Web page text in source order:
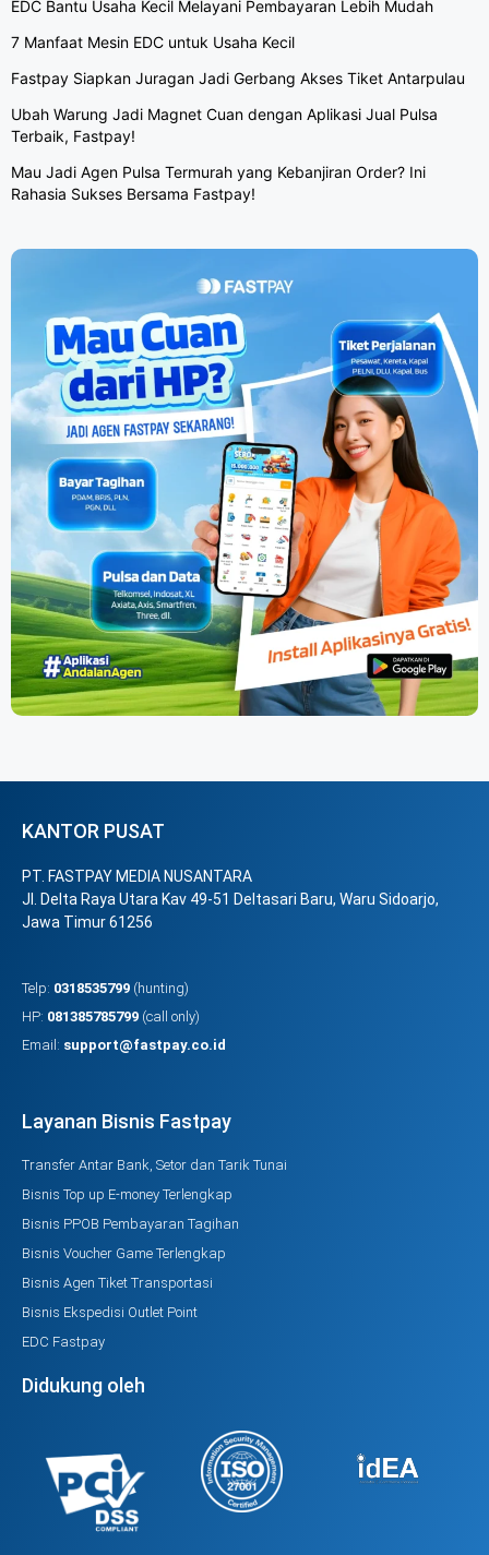
EDC Bantu Usaha Kecil Melayani Pembayaran Lebih Mudah
7 Manfaat Mesin EDC untuk Usaha Kecil
Fastpay Siapkan Juragan Jadi Gerbang Akses Tiket Antarpulau
Ubah Warung Jadi Magnet Cuan dengan Aplikasi Jual Pulsa
Terbaik, Fastpay!
Mau Jadi Agen Pulsa Termurah yang Kebanjiran Order? Ini
Rahasia Sukses Bersama Fastpay!
KANTOR PUSAT
PT. FASTPAY MEDIA NUSANTARA
Jl. Delta Raya Utara Kav 49-51 Deltasari Baru, Waru Sidoarjo,
Jawa Timur 61256
Telp: 0318535799 (hunting)
HP: 081385785799 (call only)
Email: support@fastpay.co.id
Layanan Bisnis Fastpay
Transfer Antar Bank, Setor dan Tarik Tunai
Bisnis Top up E-money Terlengkap
Bisnis PPOB Pembayaran Tagihan
Bisnis Voucher Game Terlengkap
Bisnis Agen Tiket Transportasi
Bisnis Ekspedisi Outlet Point
EDC Fastpay
Didukung oleh